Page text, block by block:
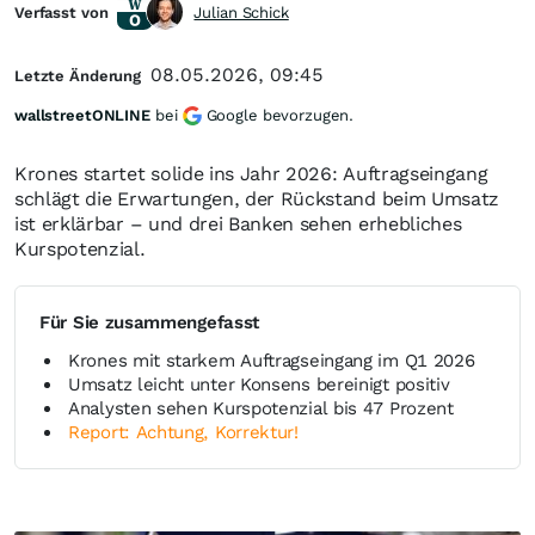
Krones startet solide ins Jahr 2026: Auftragseingang
schlägt die Erwartungen, der Rückstand beim Umsatz
ist erklärbar – und drei Banken sehen erhebliches
Kurspotenzial.
Für Sie zusammengefasst
Krones mit starkem Auftragseingang im Q1 2026
Umsatz leicht unter Konsens bereinigt positiv
Analysten sehen Kurspotenzial bis 47 Prozent
Report: Achtung, Korrektur!
Verfasst von Julian Schick
Letzte Änderung 08.05.2026, 09:45
wallstreetONLINE bei Google bevorzugen.